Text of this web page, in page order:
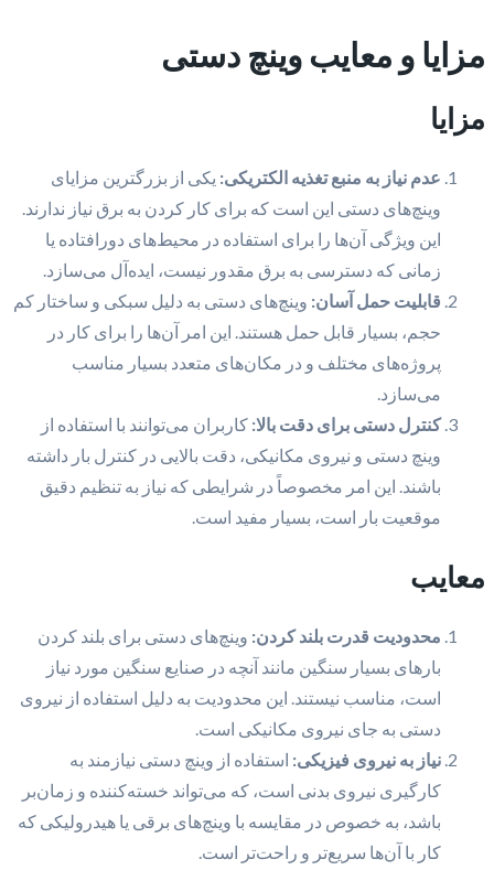
مزایا و معایب وینچ دستی
مزایا
عدم نیاز به منبع تغذیه الکتریکی: یکی از بزرگترین مزایای
وینچ‌های دستی این است که برای کار کردن به برق نیاز ندارند.
این ویژگی آن‌ها را برای استفاده در محیط‌های دورافتاده یا
زمانی که دسترسی به برق مقدور نیست، ایده‌آل می‌سازد.
قابلیت حمل آسان: وینچ‌های دستی به دلیل سبکی و ساختار کم
حجم، بسیار قابل حمل هستند. این امر آن‌ها را برای کار در
پروژه‌های مختلف و در مکان‌های متعدد بسیار مناسب
می‌سازد.
کنترل دستی برای دقت بالا: کاربران می‌توانند با استفاده از
وینچ دستی و نیروی مکانیکی، دقت بالایی در کنترل بار داشته
باشند. این امر مخصوصاً در شرایطی که نیاز به تنظیم دقیق
موقعیت بار است، بسیار مفید است.
معایب
محدودیت قدرت بلند کردن: وینچ‌های دستی برای بلند کردن
بارهای بسیار سنگین مانند آنچه در صنایع سنگین مورد نیاز
است، مناسب نیستند. این محدودیت به دلیل استفاده از نیروی
دستی به جای نیروی مکانیکی است.
نیاز به نیروی فیزیکی: استفاده از وینچ دستی نیازمند به
کارگیری نیروی بدنی است، که می‌تواند خسته‌کننده و زمان‌بر
باشد، به خصوص در مقایسه با وینچ‌های برقی یا هیدرولیکی که
کار با آن‌ها سریع‌تر و راحت‌تر است.